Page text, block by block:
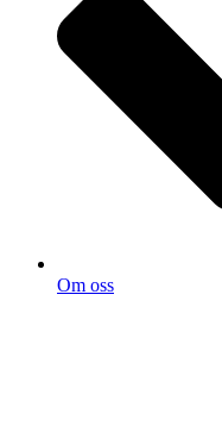
Om oss